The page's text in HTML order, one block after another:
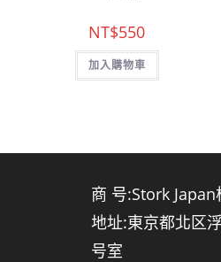
NT$550
加入購物車
商 号:Stork Japan
地址:東京都北区
号室